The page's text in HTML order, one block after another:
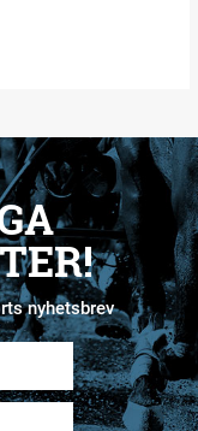
nyhetsbrev